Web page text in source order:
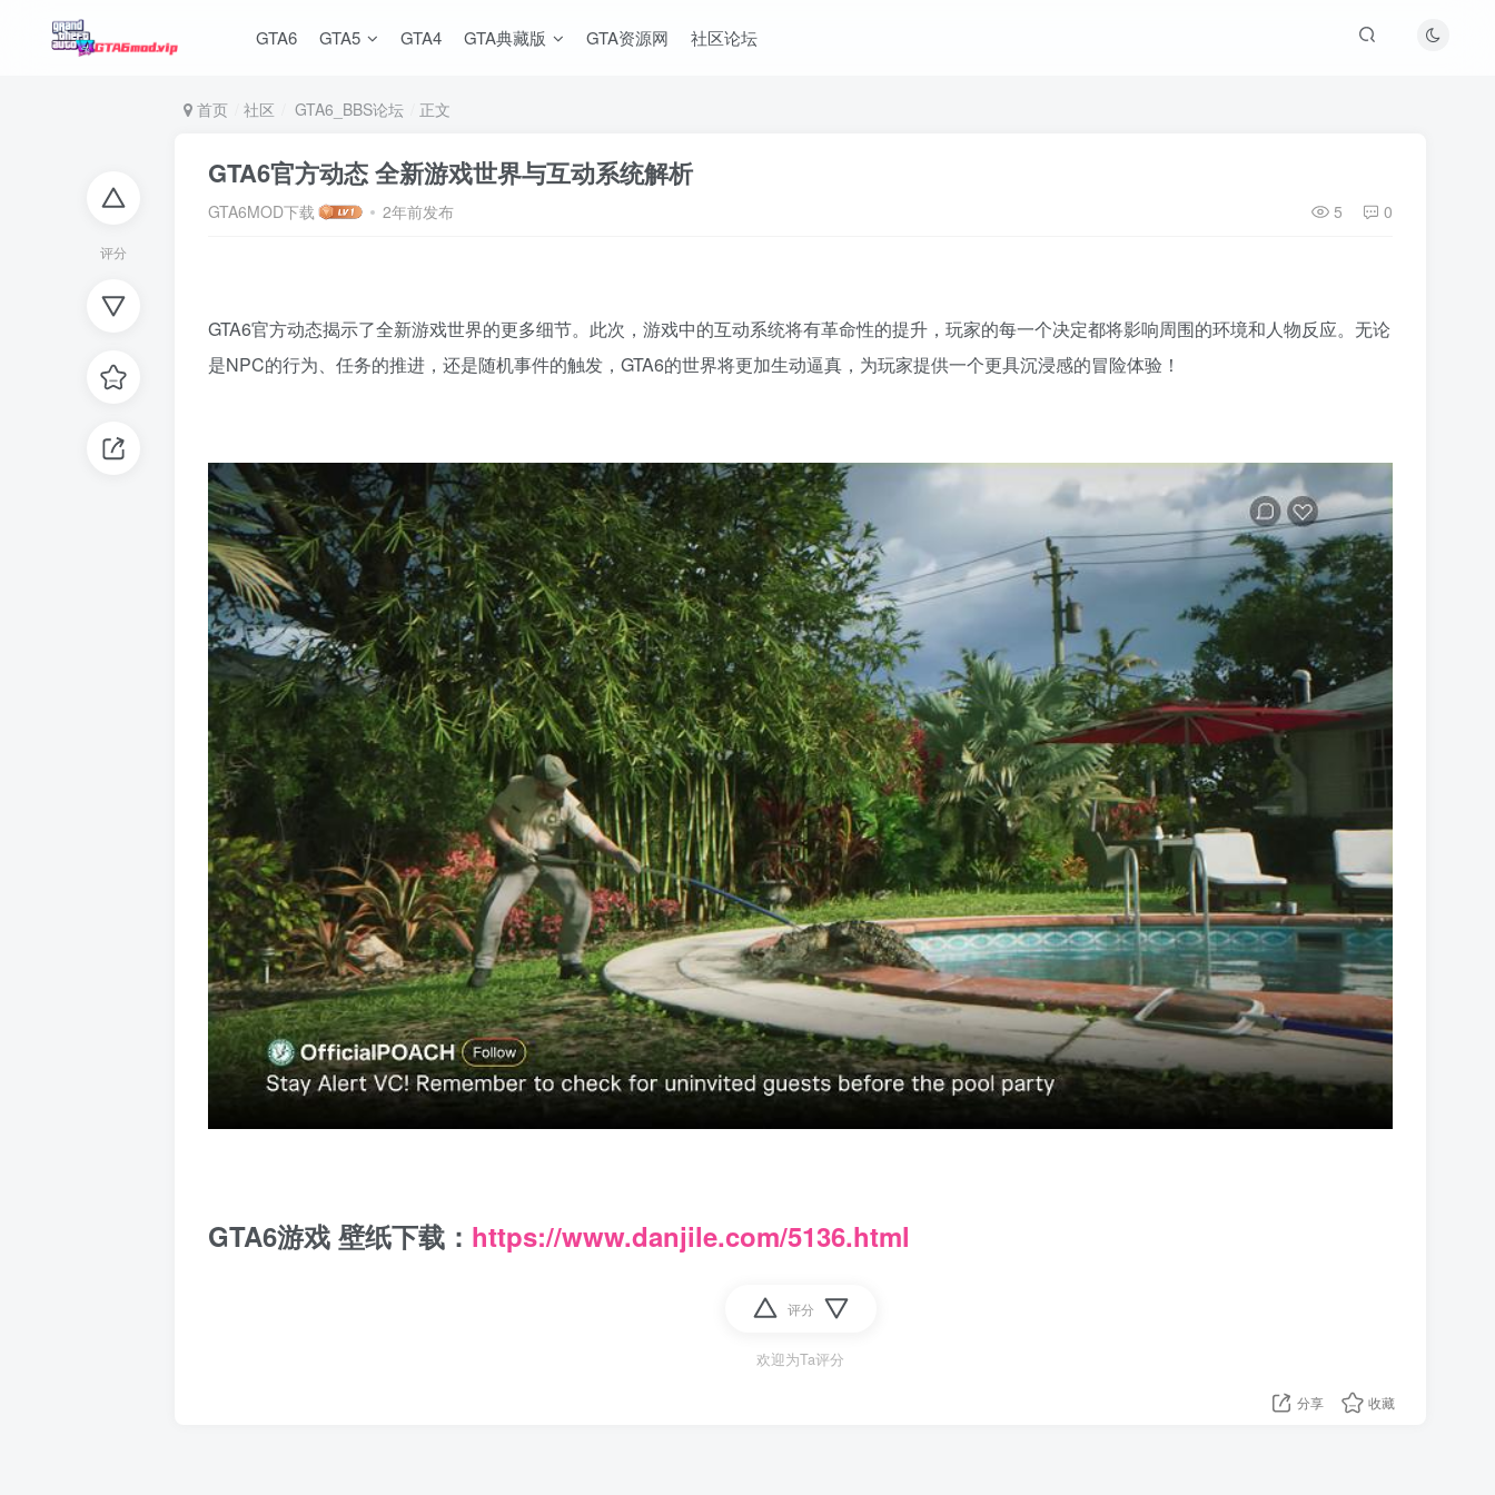
GTA6 GTA5 GTA4 GTA典藏版 GTA资源网 社区论坛
评分
首页 社区 GTA6_BBS论坛 正文
GTA6官方动态 全新游戏世界与互动系统解析
GTA6MOD下载 2年前发布 5 0
GTA6官方动态揭示了全新游戏世界的更多细节。此次，游戏中的互动系统将有革命性的提升，玩家的每一个决定都将影响周围的环境和人物反应。无论
是NPC的行为、任务的推进，还是随机事件的触发，GTA6的世界将更加生动逼真，为玩家提供一个更具沉浸感的冒险体验！
GTA6游戏 壁纸下载： https://www.danjile.com/5136.html
评分
欢迎为Ta评分
分享 收藏